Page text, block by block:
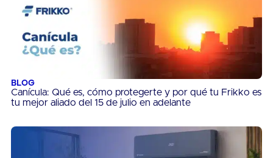
BLOG
Canícula: Qué es, cómo protegerte y por qué tu Frikko es
tu mejor aliado del 15 de julio en adelante